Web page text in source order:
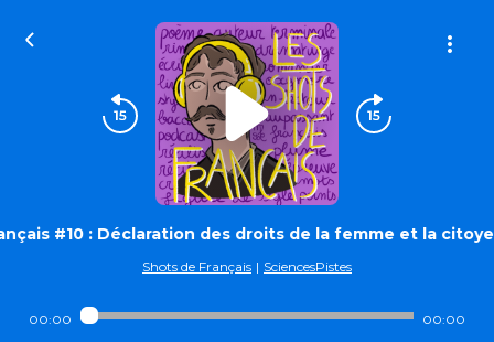
#10 : Déclaration des droits de la femme et la
Shots de Français | SciencesPistes
00:00 00:00